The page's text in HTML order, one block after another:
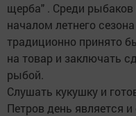
щерба" . Среди рыбаков
началом летнего
традиционно принято
на товар и заключать
рыбой.
Слушать кукушку и
Петров день является